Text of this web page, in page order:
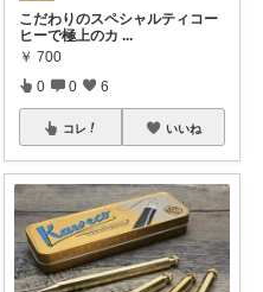
こだわりのスペシャルティコー
ヒーで極上のカ ...
￥ 700
0 0 6
コレ いいね